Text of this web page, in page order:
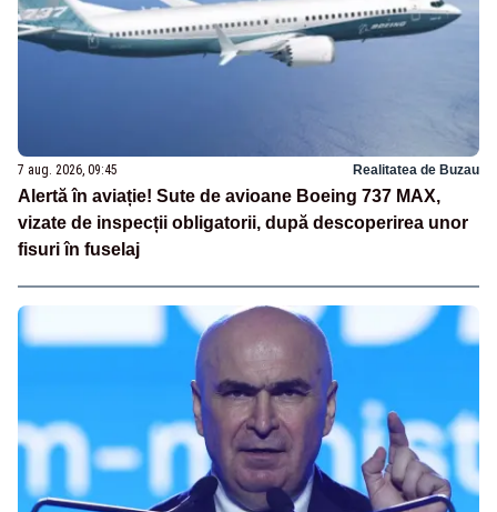
7 aug. 2026, 09:45 Realitatea de Buzau
Alertă în aviație! Sute de avioane Boeing 737 MAX,
vizate de inspecții obligatorii, după descoperirea unor
fisuri în fuselaj